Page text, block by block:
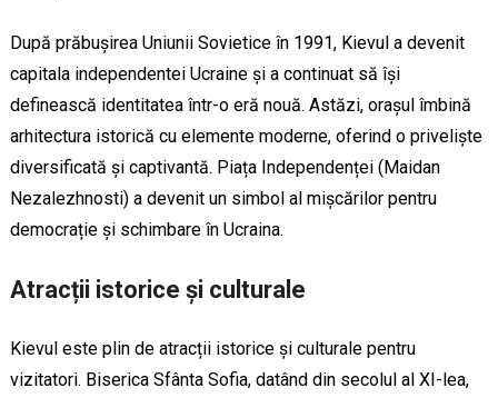
După prăbușirea Uniunii Sovietice în 1991, Kievul a devenit
capitala independentei Ucraine și a continuat să își
definească identitatea într-o eră nouă. Astăzi, orașul îmbină
arhitectura istorică cu elemente moderne, oferind o priveliște
diversificată și captivantă. Piața Independenței (Maidan
Nezalezhnosti) a devenit un simbol al mișcărilor pentru
democrație și schimbare în Ucraina.
Atracții istorice și culturale
Kievul este plin de atracții istorice și culturale pentru
vizitatori. Biserica Sfânta Sofia, datând din secolul al XI-lea,